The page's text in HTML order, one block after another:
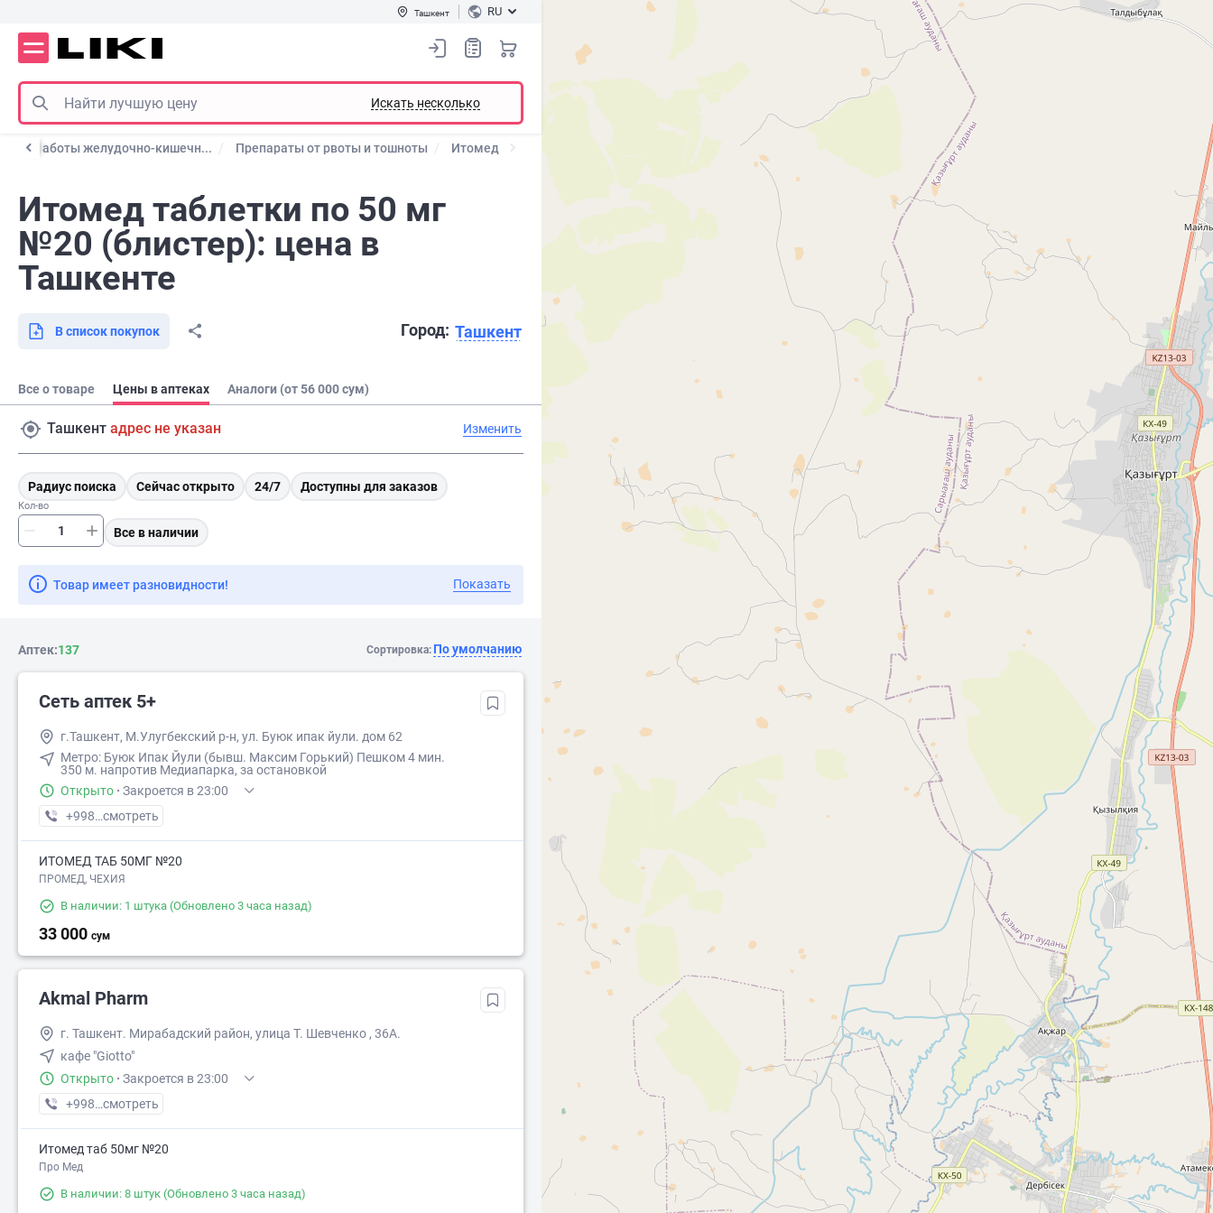
Ташкент RU
Искать несколько
работы желудочно-кишечн... Препараты от рвоты и тошноты Итомед
Итомед таблетки по 50 мг
№20 (блистер): цена в
Ташкенте
Город: Ташкент
В список покупок
Все о товаре Цены в аптеках Аналоги (от 56 000 сум)
Ташкент адрес не указан Изменить
Радиус поиска Сейчас открыто 24/7 Доступны для заказов
Кол-во
Все в наличии
Товар имеет разновидности! Показать
Аптек:137 Сортировка: По умолчанию
Сеть аптек 5+
г.Ташкент, М.Улугбекский р-н, ул. Буюк ипак йули. дом 62
Метро: Буюк Ипак Йули (бывш. Максим Горький) Пешком ​4 мин. ​
350 м. напротив Медиапарка, за остановкой
Открыто · Закроется в 23:00
+998 (90) XXX-XX-XX
смотреть
ИТОМЕД ТАБ 50МГ №20
ПРОМЕД, ЧЕХИЯ
В наличии: 1 штука (Обновлено 3 часа назад)
33 000 сум
Akmal Pharm
г. Ташкент. Мирабадский район, улица Т. Шевченко , 36А.
кафе "Giotto"
Открыто · Закроется в 23:00
+998 (99) XXX-XX-XX
смотреть
Итомед таб 50мг №20
Про Мед
В наличии: 8 штук (Обновлено 3 часа назад)